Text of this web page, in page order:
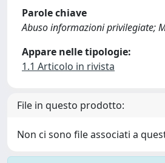
Parole chiave
Abuso informazioni privilegiate;
Appare nelle tipologie:
1.1 Articolo in rivista
File in questo prodotto:
Non ci sono file associati a